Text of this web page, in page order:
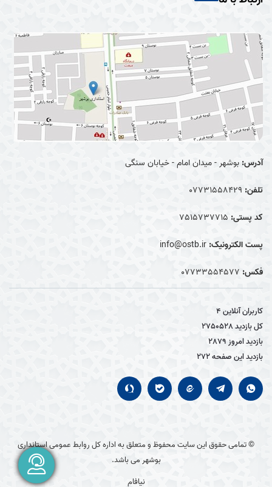
آدرس: بوشهر - میدان امام - خیابان سنگی
تلفن: 07731558429
کد پستی: 7515737715
پست الکترونیک: info@ostb.ir
فکس: 07733554577
کاربران آنلاین4
کل بازدید2750528
بازدید امروز 2879
بازدید این صفحه272
© تمامی حقوق این سایت محفوظ و متعلق به اداره کل روابط عمومی استانداری
بوشهر می باشد.
نیافام